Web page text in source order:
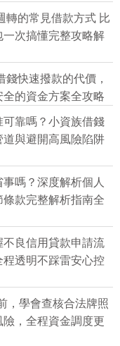
轉的常見借款方式 比
次搞懂完整攻略解
錢快速撥款的代價，
的資金方案全攻略
可靠嗎？小資族借錢
與避開高風險陷阱
事嗎？深度解析個人
款完整解析指南全
不良信用貸款申請流
透明不踩雷安心控
，學會查核合法牌照
，全程資金調度更